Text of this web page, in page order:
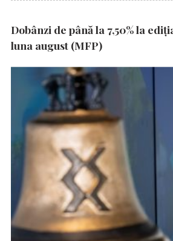
Dobânzi de până la 7,50% la
luna august (MFP)